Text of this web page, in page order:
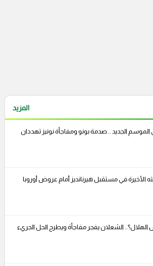
المزيد
الجديد .. صدمة بونو ومفاجأة نونيز تهددان
الأخيرة في مستقبل هيرنانديز أمام عروض أوروبا
الهلال؟.. الشعلان يفجر مفاجأة ويطرح الحل الجريء